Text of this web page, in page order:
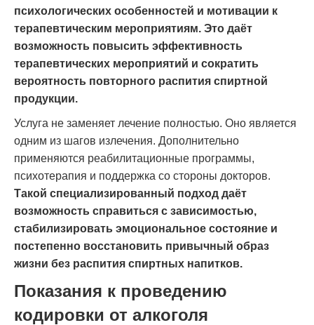
психологических особенностей и мотивации к
терапевтическим мероприятиям. Это даёт
возможность повысить эффективность
терапевтических мероприятий и сократить
вероятность повторного распития спиртной
продукции.
Услуга не заменяет лечение полностью. Оно является
одним из шагов излечения. Дополнительно
применяются реабилитационные программы,
психотерапия и поддержка со стороны докторов.
Такой специализированный подход даёт
возможность справиться с зависимостью,
стабилизировать эмоциональное состояние и
постепенно восстановить привычный образ
жизни без распития спиртных напитков.
Показания к проведению
кодировки от алкоголя